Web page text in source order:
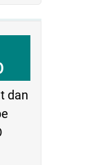
dan